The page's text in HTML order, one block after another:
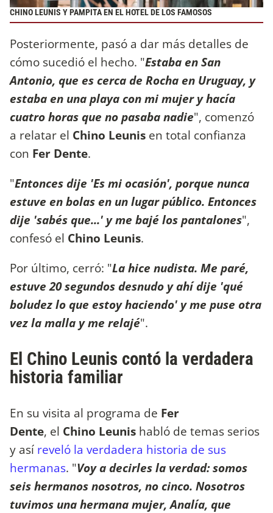
CHINO LEUNIS Y PAMPITA EN EL HOTEL DE LOS FAMOSOS
Posteriormente, pasó a dar más detalles de
cómo sucedió el hecho. "Estaba en San
Antonio, que es cerca de Rocha en Uruguay, y
estaba en una playa con mi mujer y hacía
cuatro horas que no pasaba nadie", comenzó
a relatar el Chino Leunis en total confianza
con Fer Dente.
"Entonces dije 'Es mi ocasión', porque nunca
estuve en bolas en un lugar público. Entonces
dije 'sabés que...' y me bajé los pantalones",
confesó el Chino Leunis.
Por último, cerró: "La hice nudista. Me paré,
estuve 20 segundos desnudo y ahí dije 'qué
boludez lo que estoy haciendo' y me puse otra
vez la malla y me relajé".
El Chino Leunis contó la verdadera
historia familiar
En su visita al programa de Fer
Dente, el Chino Leunis habló de temas serios
y así reveló la verdadera historia de sus
hermanas. "Voy a decirles la verdad: somos
seis hermanos nosotros, no cinco. Nosotros
tuvimos una hermana mujer, Analía, que